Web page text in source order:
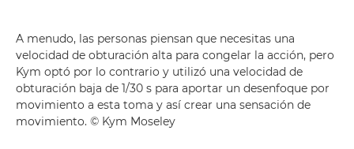
A menudo, las personas piensan que necesitas una
velocidad de obturación alta para congelar la acción, pero
Kym optó por lo contrario y utilizó una velocidad de
obturación baja de 1/30 s para aportar un desenfoque por
movimiento a esta toma y así crear una sensación de
movimiento. © Kym Moseley